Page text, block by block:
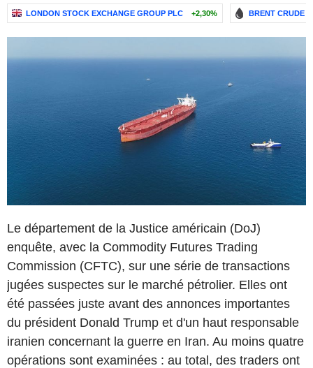
LONDON STOCK EXCHANGE GROUP PLC +2,30% BRENT CRUDE
Le département de la Justice américain (DoJ)
enquête, avec la Commodity Futures Trading
Commission (CFTC), sur une série de transactions
jugées suspectes sur le marché pétrolier. Elles ont
été passées juste avant des annonces importantes
du président Donald Trump et d'un haut responsable
iranien concernant la guerre en Iran. Au moins quatre
opérations sont examinées : au total, des traders ont